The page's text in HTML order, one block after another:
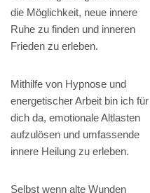
die Möglichkeit, neue innere
Ruhe zu finden und inneren
Frieden zu erleben.
Mithilfe von Hypnose und
energetischer Arbeit bin ich für
dich da, emotionale Altlasten
aufzulösen und umfassende
innere Heilung zu erleben.
Selbst wenn alte Wunden